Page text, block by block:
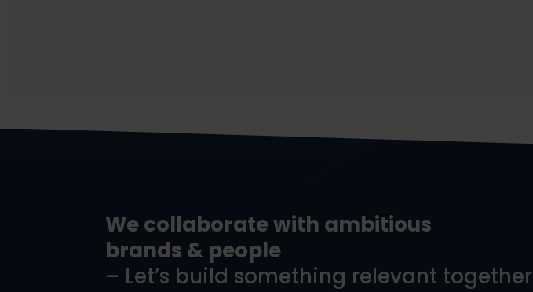
We collaborate with ambitious
brands & people
– Let’s build something relevant together